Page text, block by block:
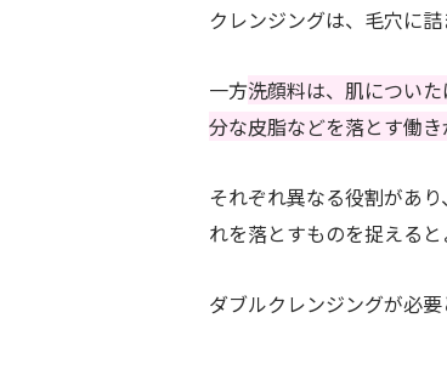
クレンジングは、毛穴に
一方洗顔料は、肌につい
分な皮脂などを落とす働き
それぞれ異なる役割があ
れを落とすものを捉えると
ダブルクレンジングが必